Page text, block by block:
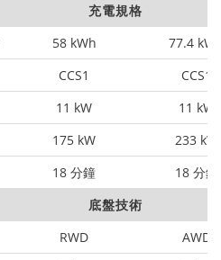
充電規格
58 kWh
77.4
CCS1
CCS1
11 kW
11 kW
175 kW
233 kW
18 分鐘
18 分鐘
底盤技術
RWD
AWD